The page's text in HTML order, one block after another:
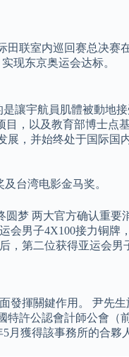
联室内巡回赛总决
现东京奥运会达标。
讓宇航員肌體被動地
，以及教育部博士点
，并始终处于国际国
台湾电影金马奖。
梦 两大官方确认重
男子4X100接力铜牌
，第二位获得亚运会男
揮關鍵作用。 尹先
許公認會計師公會
月獲得該事務所的合夥